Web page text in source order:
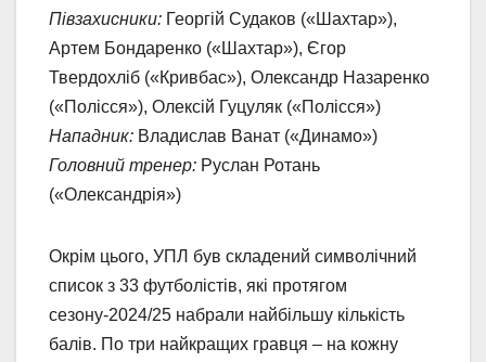
Півзахисники: Георгій Судаков («Шахтар»),
Артем Бондаренко («Шахтар»), Єгор
Твердохліб («Кривбас»), Олександр Назаренко
(«Полісся»), Олексій Гуцуляк («Полісся»)
Нападник: Владислав Ванат («Динамо»)
Головний тренер: Руслан Ротань
(«Олександрія»)
Окрім цього, УПЛ був складений символічний
список з 33 футболістів, які протягом
сезону-2024/25 набрали найбільшу кількість
балів. По три найкращих гравця – на кожну